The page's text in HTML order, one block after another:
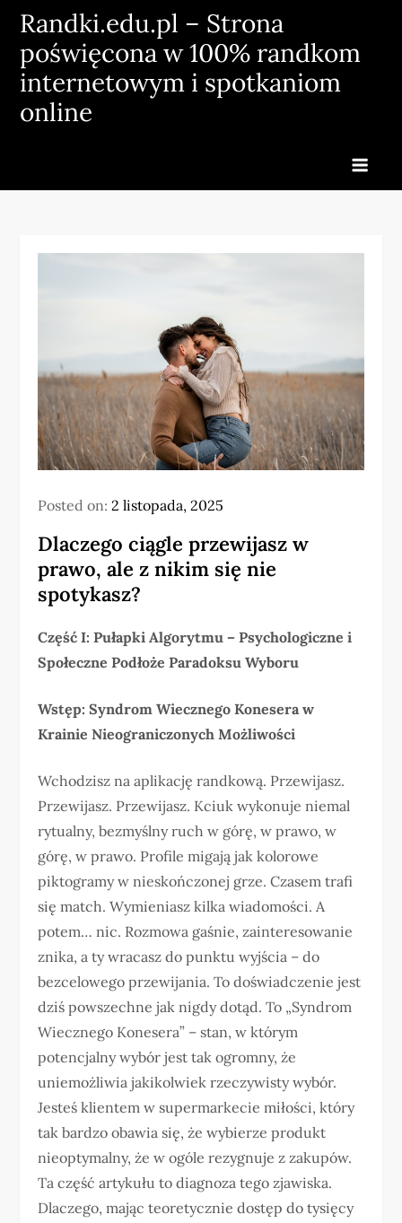
Skip
content
Randki.edu.pl – Strona
poświęcona w 100% randkom
internetowym i spotkaniom
online
Posted on:2 listopada, 2025
Dlaczego ciągle przewijasz w
prawo, ale z nikim się nie
spotykasz?
Część I: Pułapki Algorytmu – Psychologiczne i
Społeczne Podłoże Paradoksu Wyboru
Wstęp: Syndrom Wiecznego Konesera w
Krainie Nieograniczonych Możliwości
Wchodzisz na aplikację randkową. Przewijasz.
Przewijasz. Przewijasz. Kciuk wykonuje niemal
rytualny, bezmyślny ruch w górę, w prawo, w
górę, w prawo. Profile migają jak kolorowe
piktogramy w nieskończonej grze. Czasem trafi
się match. Wymieniasz kilka wiadomości. A
potem… nic. Rozmowa gaśnie, zainteresowanie
znika, a ty wracasz do punktu wyjścia – do
bezcelowego przewijania. To doświadczenie jest
dziś powszechne jak nigdy dotąd. To „Syndrom
Wiecznego Konesera” – stan, w którym
potencjalny wybór jest tak ogromny, że
uniemożliwia jakikolwiek rzeczywisty wybór.
Jesteś klientem w supermarkecie miłości, który
tak bardzo obawia się, że wybierze produkt
nieoptymalny, że w ogóle rezygnuje z zakupów.
Ta część artykułu to diagnoza tego zjawiska.
Dlaczego, mając teoretycznie dostęp do tysięcy